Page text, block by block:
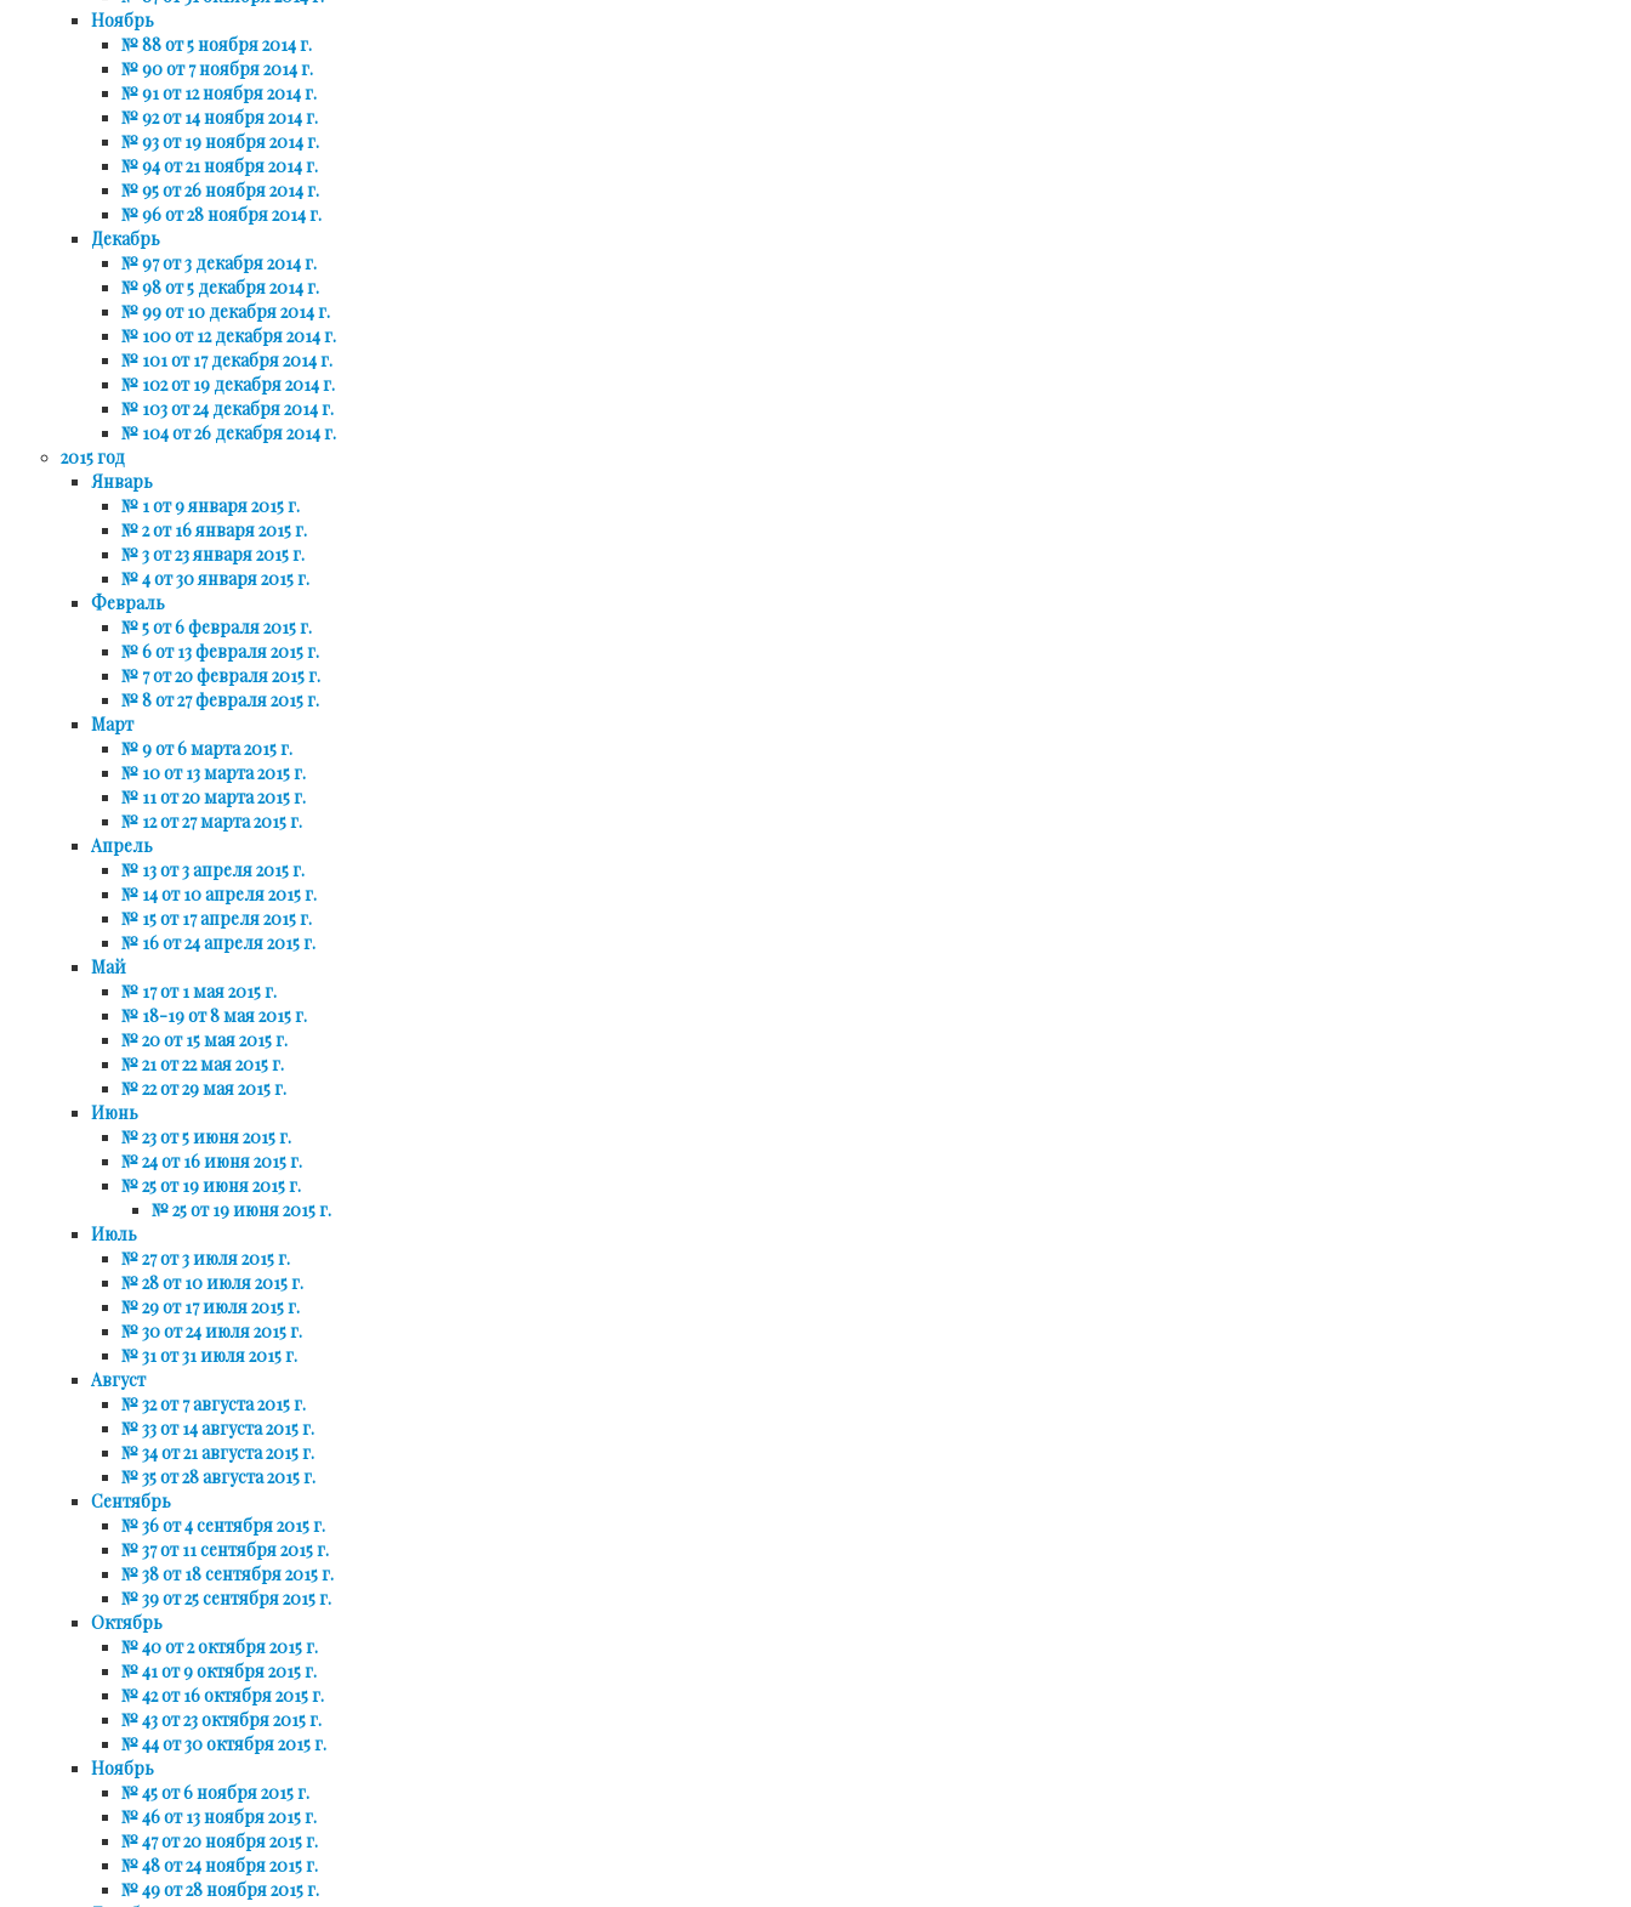
Ноябрь
№ 88 от 5 ноября 2014 г.
№ 90 от 7 ноября 2014 г.
№ 91 от 12 ноября 2014 г.
№ 92 от 14 ноября 2014 г.
№ 93 от 19 ноября 2014 г.
№ 94 от 21 ноября 2014 г.
№ 95 от 26 ноября 2014 г.
№ 96 от 28 ноября 2014 г.
Декабрь
№ 97 от 3 декабря 2014 г.
№ 98 от 5 декабря 2014 г.
№ 99 от 10 декабря 2014 г.
№ 100 от 12 декабря 2014 г.
№ 101 от 17 декабря 2014 г.
№ 102 от 19 декабря 2014 г.
№ 103 от 24 декабря 2014 г.
№ 104 от 26 декабря 2014 г.
2015 год
Январь
№ 1 от 9 января 2015 г.
№ 2 от 16 января 2015 г.
№ 3 от 23 января 2015 г.
№ 4 от 30 января 2015 г.
Февраль
№ 5 от 6 февраля 2015 г.
№ 6 от 13 февраля 2015 г.
№ 7 от 20 февраля 2015 г.
№ 8 от 27 февраля 2015 г.
Март
№ 9 от 6 марта 2015 г.
№ 10 от 13 марта 2015 г.
№ 11 от 20 марта 2015 г.
№ 12 от 27 марта 2015 г.
Апрель
№ 13 от 3 апреля 2015 г.
№ 14 от 10 апреля 2015 г.
№ 15 от 17 апреля 2015 г.
№ 16 от 24 апреля 2015 г.
Май
№ 17 от 1 мая 2015 г.
№ 18-19 от 8 мая 2015 г.
№ 20 от 15 мая 2015 г.
№ 21 от 22 мая 2015 г.
№ 22 от 29 мая 2015 г.
Июнь
№ 23 от 5 июня 2015 г.
№ 24 от 16 июня 2015 г.
№ 25 от 19 июня 2015 г.
№ 25 от 19 июня 2015 г.
Июль
№ 27 от 3 июля 2015 г.
№ 28 от 10 июля 2015 г.
№ 29 от 17 июля 2015 г.
№ 30 от 24 июля 2015 г.
№ 31 от 31 июля 2015 г.
Август
№ 32 от 7 августа 2015 г.
№ 33 от 14 августа 2015 г.
№ 34 от 21 августа 2015 г.
№ 35 от 28 августа 2015 г.
Сентябрь
№ 36 от 4 сентября 2015 г.
№ 37 от 11 сентября 2015 г.
№ 38 от 18 сентября 2015 г.
№ 39 от 25 сентября 2015 г.
Октябрь
№ 40 от 2 октября 2015 г.
№ 41 от 9 октября 2015 г.
№ 42 от 16 октября 2015 г.
№ 43 от 23 октября 2015 г.
№ 44 от 30 октября 2015 г.
Ноябрь
№ 45 от 6 ноября 2015 г.
№ 46 от 13 ноября 2015 г.
№ 47 от 20 ноября 2015 г.
№ 48 от 24 ноября 2015 г.
№ 49 от 28 ноября 2015 г.